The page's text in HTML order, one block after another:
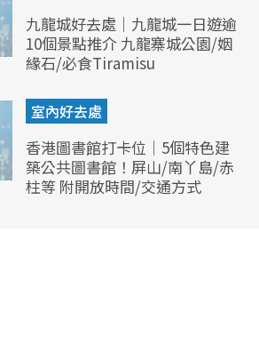
九龍城好去處｜九龍城一日遊逾
10個景點推介 九龍寨城公園/姻
緣石/必食Tiramisu
室內好去處
香港圖書館打卡位｜5個特色建
築公共圖書館！屏山/南丫島/赤
柱等 附開放時間/交通方式